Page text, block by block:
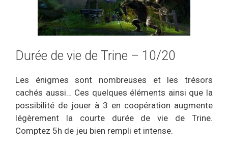
Durée de vie de Trine – 10/20
Les énigmes sont nombreuses et les trésors
cachés aussi… Ces quelques éléments ainsi que la
possibilité de jouer à 3 en coopération augmente
légèrement la courte durée de vie de Trine.
Comptez 5h de jeu bien rempli et intense.